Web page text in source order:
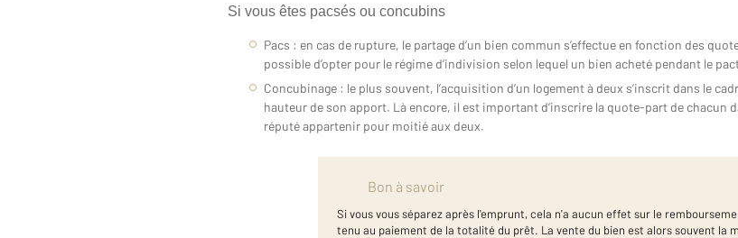
Si vous êtes pacsés ou concubins
Pacs : en cas de rupture, le partage d’un bien commun s’effectue en fonction des
possible d’opter pour le régime d’indivision selon lequel un bien acheté pendant le
Concubinage : le plus souvent, l’acquisition d’un logement à deux s’inscrit dans le
hauteur de son apport. Là encore, il est important d’inscrire la quote-part de chacun
réputé appartenir pour moitié aux deux.
Bon à savoir
Si vous vous séparez après l'emprunt, cela n'a aucun effet sur le
tenu au paiement de la totalité du prêt. La vente du bien est alors souvent la